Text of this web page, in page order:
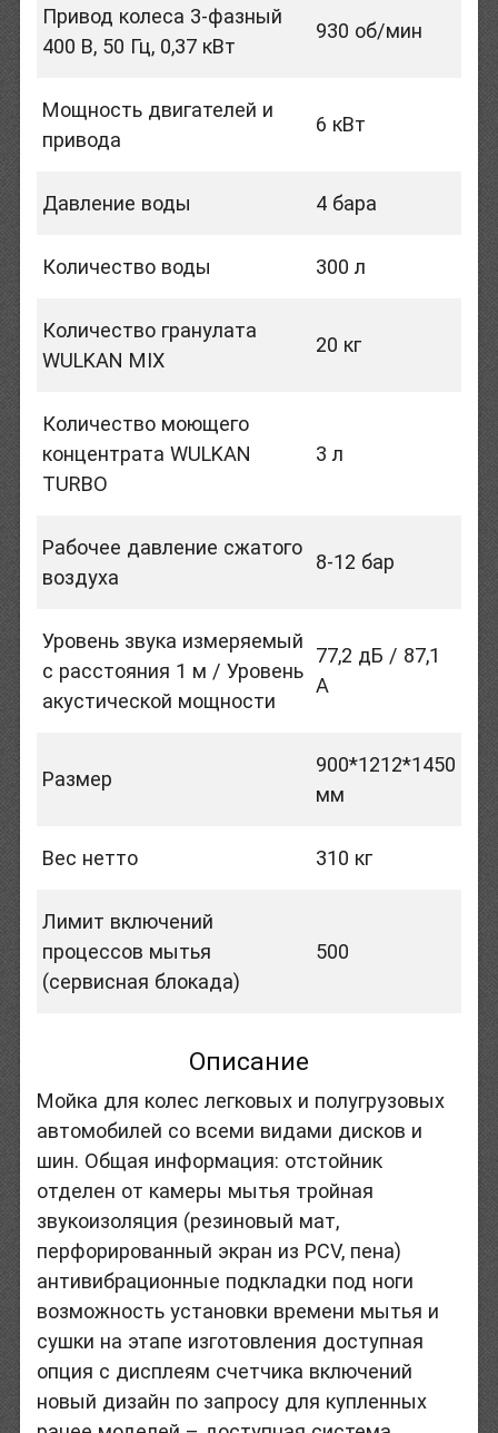
Привод колеса 3-фазный
400 В, 50 Гц, 0,37 кВт
930 об/мин
Мощность двигателей и
привода
6 кВт
Давление воды 4 бара
Количество воды 300 л
Количество гранулата
WULKAN MIX
20 кг
Количество моющего
концентрата WULKAN
TURBO
3 л
Рабочее давление сжатого
воздуха
8-12 бар
Уровень звука измеряемый
с расстояния 1 м / Уровень
акустической мощности
77,2 дБ / 87,1
А
Размер
900*1212*1450
мм
Вес нетто 310 кг
Лимит включений
процессов мытья
(сервисная блокада)
500
Описание
Мойка для колес легковых и полугрузовых
автомобилей со всеми видами дисков и
шин. Общая информация: отстойник
отделен от камеры мытья тройная
звукоизоляция (резиновый мат,
перфорированный экран из PCV, пена)
антивибрационные подкладки под ноги
возможность установки времени мытья и
сушки на этапе изготовления доступная
опция с дисплеям счетчика включений
новый дизайн по запросу для купленных